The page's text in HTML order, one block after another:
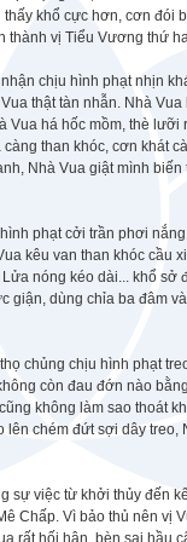
khổ cực hơn, cơn đói
thành vị Tiểu Vương thứ
chịu hình phạt nhịn
thật tàn nhẫn. Nhà Vua
Vua há hốc mồm, thè lưỡi
than khóc, cơn khát
Nhà Vua giật mình
phạt cởi trần phơi
kêu van than khóc cầu
nóng kéo dài... khổ sở
giận, dùng chỉa ba đâm
chủng chịu hình phạt
còn đau đớn nào
không làm sao thoát
chém đứt sợi dây treo,
sự việc từ khởi thủy đến
Chấp. Vì bảo thủ nên vị
rất hối hận, bèn sai hầu